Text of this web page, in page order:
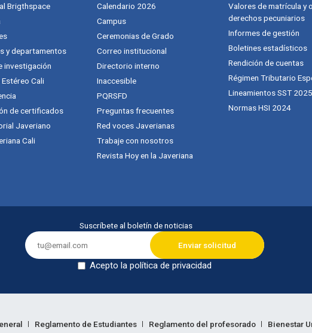
Brigthspace
y departamentos
investigación
Cali
de certificados
Javeriano
Cali
Calendario 2026
Campus
Ceremonias de Grado
Correo institucional
Directorio interno
Inaccesible
PQRSFD
Preguntas frecuentes
Red voces Javerianas
Trabaje con nosotros
Revista Hoy en la Javeriana
Valores de matrícula y
derechos pecuniarios
Informes de gestión
Boletines estadísticos
Rendición de cuentas
Régimen Tributario
Lineamientos SST 2025
Normas HSI 2024
Suscríbete al boletín de noticias
Acepto la política de privacidad
Reglamento de Estudiantes Reglamento del profesorado
Bienestar